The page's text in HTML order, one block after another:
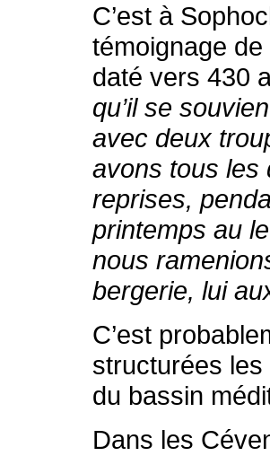
C’est à
témoignage
daté vers 430
qu’il se
avec deux
avons tous les
reprises,
printemps au
nous
bergerie, lui
C’est
structurées
du bassin
Dans les